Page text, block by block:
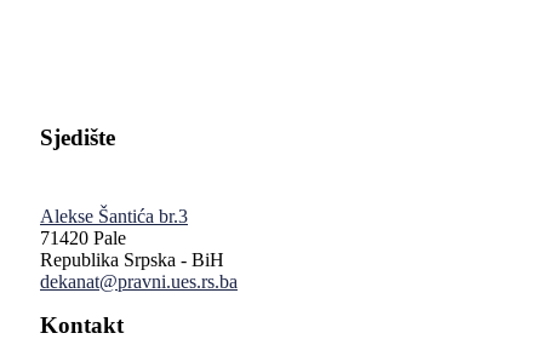
Sjedište
Alekse Šantića br.3
71420 Pale
Republika Srpska - BiH
dekanat@pravni.ues.rs.ba
Kontakt